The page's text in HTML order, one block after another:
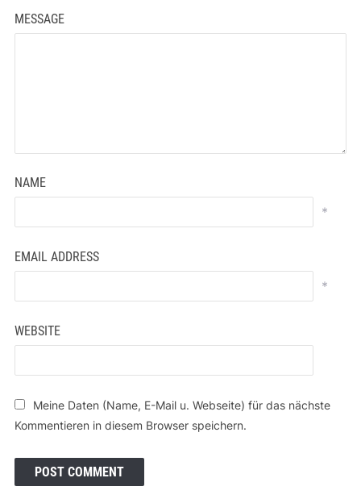
MESSAGE
NAME
*
EMAIL ADDRESS
*
WEBSITE
Meine Daten (Name, E-Mail u. Webseite) für das nächste
Kommentieren in diesem Browser speichern.